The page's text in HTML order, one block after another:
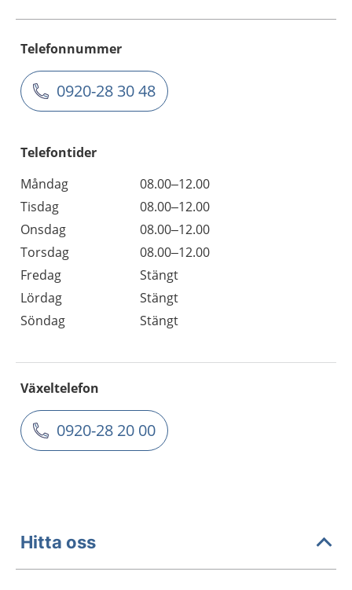
Telefonnummer
0920-28 30 48
Telefontider
Måndag
08.00–12.00
Tisdag
08.00–12.00
Onsdag
08.00–12.00
Torsdag
08.00–12.00
Fredag
Stängt
Lördag
Stängt
Söndag
Stängt
Växeltelefon
0920-28 20 00
Hitta oss